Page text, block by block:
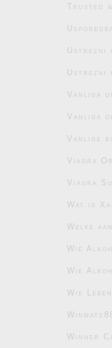
Trusted
Ustrezni
Ustrezni
Vanliga
Vanliga
Vanlige
Viagra
Viagra
Wat is
Welke
Wie
Wie
Wie
Winner